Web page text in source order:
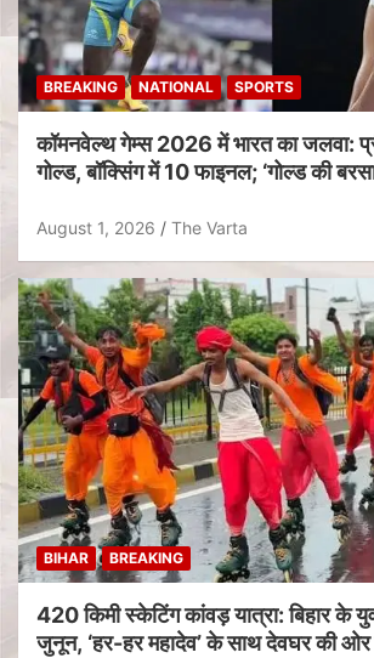
BREAKING NATIONAL SPORTS
कॉमनवेल्थ गेम्स 2026 में भारत का जलवा:
गोल्ड, बॉक्सिंग में 10 फाइनल; ‘गोल्ड की
August 1, 2026 The Varta
BIHAR BREAKING
420 किमी स्केटिंग कांवड़ यात्रा: बिहार के
जुनून, ‘हर-हर महादेव’ के साथ देवघर की